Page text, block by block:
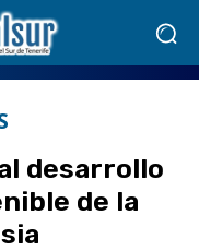
desarrollo
de la